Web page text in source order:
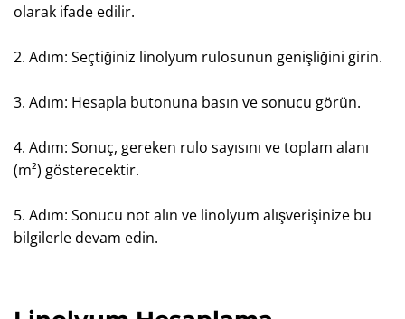
olarak ifade edilir.
2. Adım: Seçtiğiniz linolyum rulosunun genişliğini girin.
3. Adım: Hesapla butonuna basın ve sonucu görün.
4. Adım: Sonuç, gereken rulo sayısını ve toplam alanı
(m²) gösterecektir.
5. Adım: Sonucu not alın ve linolyum alışverişinize bu
bilgilerle devam edin.